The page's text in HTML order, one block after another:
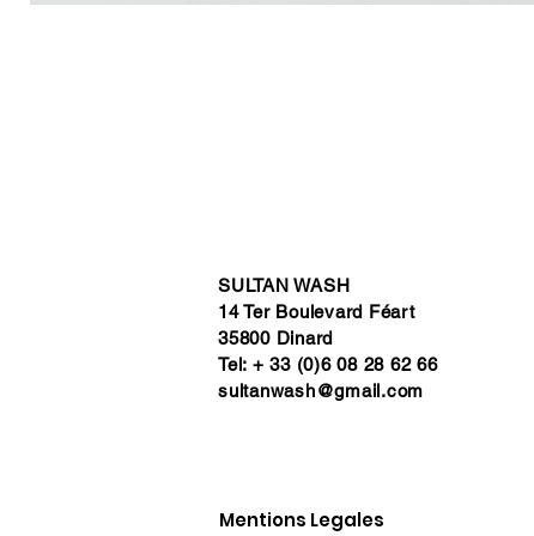
SULTAN WASH
14 Ter Boulevard Féart
35800 Dinard
Tel: + 33 (0)6 08 28 62 66
sultanwash@gmail.com
Mentions Legales